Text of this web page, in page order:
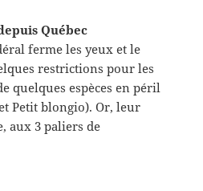
Québec
ferme les yeux et le
restrictions pour les
quelques espèces en péril
Petit blongio). Or, leur
aux 3 paliers de